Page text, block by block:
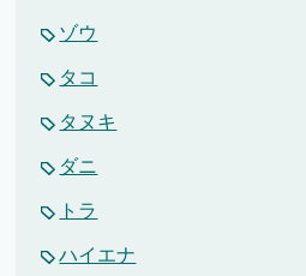
ゾウ
タコ
タヌキ
ダニ
トラ
ハイエナ